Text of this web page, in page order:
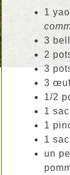
1
3
2
3
3
1/2
1
1
1
un